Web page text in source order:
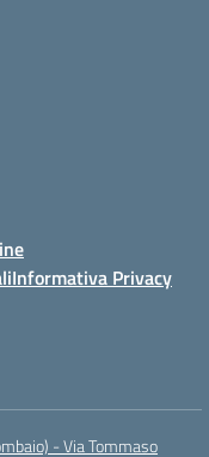
Informativa Privacy
- Via Tommaso